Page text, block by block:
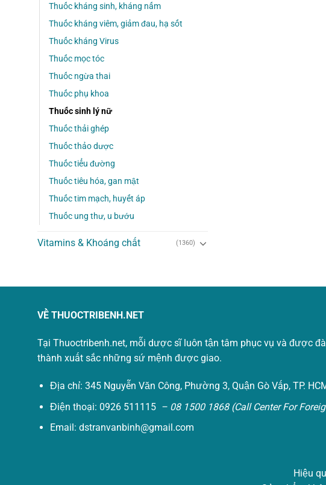
Thuốc kháng sinh, kháng nấm
Thuốc kháng viêm, giảm đau, hạ sốt
Thuốc kháng Virus
Thuốc mọc tóc
Thuốc ngừa thai
Thuốc phụ khoa
Thuốc sinh lý nữ
Thuốc thải ghép
Thuốc thảo dược
Thuốc tiểu đường
Thuốc tiêu hóa, gan mật
Thuốc tim mạch, huyết áp
Thuốc ung thư, u bướu
Vitamins & Khoáng chất (1360)
VỀ THUOCTRIBENH.NET
Tại Thuoctribenh.net, mỗi dược sĩ luôn tận tâm phục vụ và được
thành xuất sắc những sứ mệnh được giao.
Địa chỉ: 345 Nguyễn Văn Công, Phường 3, Quận Gò Vấp, TP.
Điện thoại: 0926 511115 – 08 1500 1868 (Call Center For
Email: dstranvanbinh@gmail.com
Hiệu